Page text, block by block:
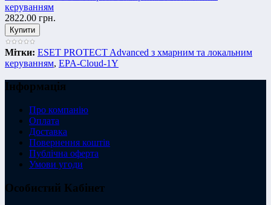
керуванням
2822.00 грн.
Мітки: ESET PROTECT Advanced з хмарним та локальним
керуванням, EPA-Cloud-1Y
Інформація
Про компанію
Оплата
Доставка
Повернення коштів
Публічна оферта
Умови угоди
Особистий Кабінет